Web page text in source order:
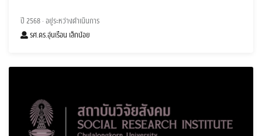
ปี 2568 · อยู่ระหว่างดำเนินการ
รศ.ดร.อุ่นเรือน เล็กน้อย